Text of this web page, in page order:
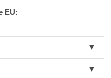
EU: